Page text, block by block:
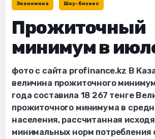
Экономика Шоу-бизнес
Прожиточный
минимум в
фото с сайта profinance.kz В
величина прожиточного
года составила 18 267 тенге
прожиточного минимума в
населения, рассчитанная
минимальных норм потребления